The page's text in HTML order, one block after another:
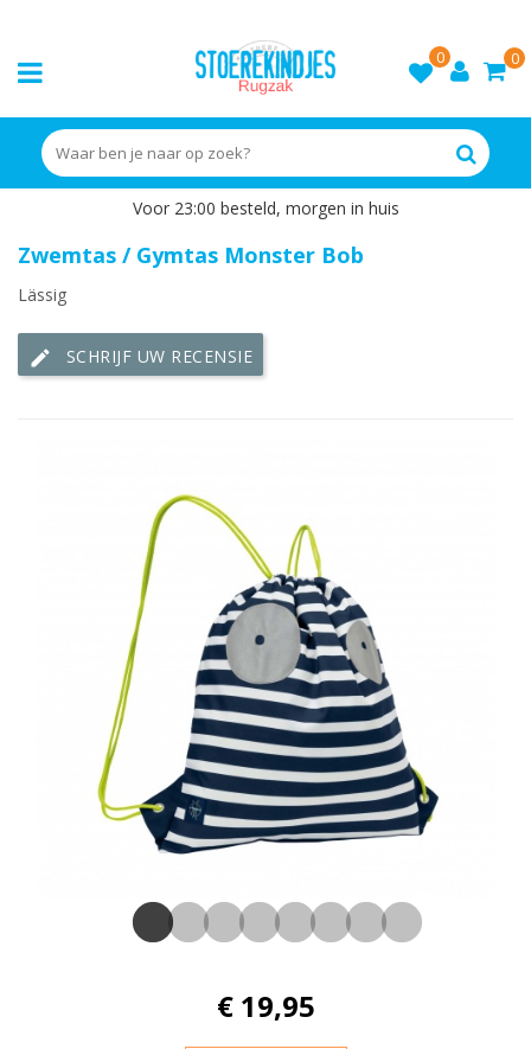
0
0
Voor 23:00 besteld, morgen in huis
Zwemtas / Gymtas Monster Bob
Lässig
edit SCHRIJF UW RECENSIE
€ 19,95